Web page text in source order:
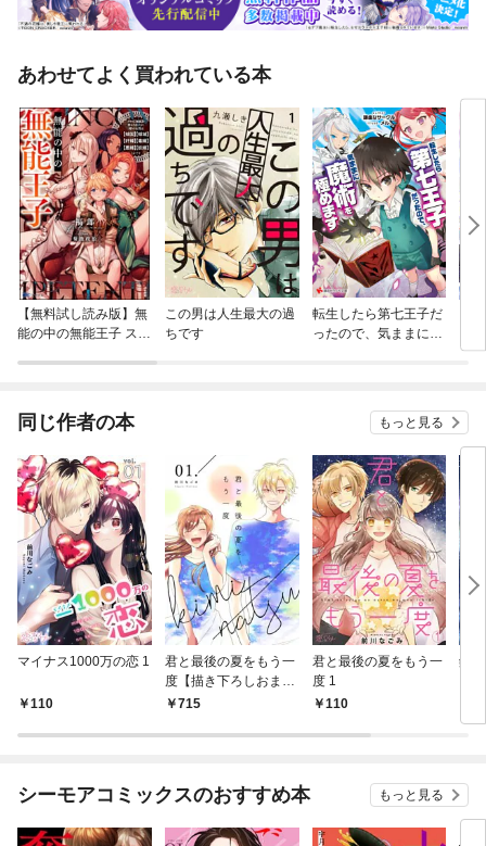
あわせてよく買われている本
【無料試し読み版】無
能の中の無能王子 スキ
婦】【毒婦】【悪婦】
【妖婦】とかです
この男は人生最大の過
ちです
転生したら第七王子だ
ったので、気ままに魔
ラ
同じ作者の本 もっと見る
マイナス1000万の恋 1
110
君と最後の夏をもう一
度【描き下ろしおまけ
付き特装版】
715
君と最後の夏をもう一
度 1
110
鈴
シーモアコミックスのおすすめ本 もっと見る